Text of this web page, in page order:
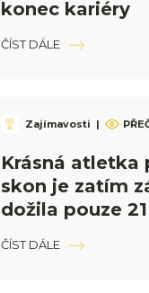
konec kariéry
ČÍST DÁLE
Zajímavosti |
Krásná atletka
skon je zatím
dožila pouze
ČÍST DÁLE